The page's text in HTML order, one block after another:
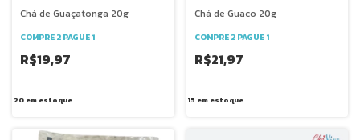
Chá de Guaçatonga 20g
COMPRE 2 PAGUE 1
R$19,97
20em estoque
Chá de Guaco 20g
COMPRE 2 PAGUE 1
R$21,97
15 em estoque